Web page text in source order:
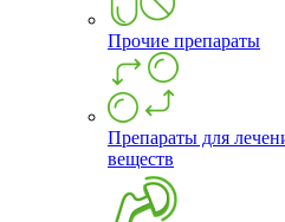
Прочие препараты
Препараты для
веществ